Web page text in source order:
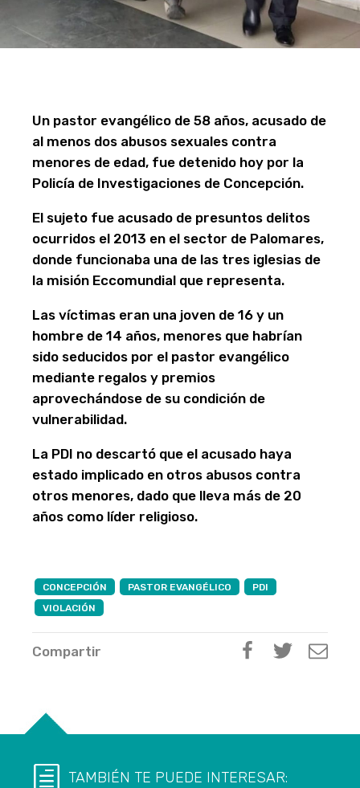
Un pastor evangélico de 58 años, acusado de
al menos dos abusos sexuales contra
menores de edad, fue detenido hoy por la
Policía de Investigaciones de Concepción.
El sujeto fue acusado de presuntos delitos
ocurridos el 2013 en el sector de Palomares,
donde funcionaba una de las tres iglesias de
la misión Eccomundial que representa.
Las víctimas eran una joven de 16 y un
hombre de 14 años, menores que habrían
sido seducidos por el pastor evangélico
mediante regalos y premios
aprovechándose de su condición de
vulnerabilidad.
La PDI no descartó que el acusado haya
estado implicado en otros abusos contra
otros menores, dado que lleva más de 20
años como líder religioso.
CONCEPCIÓN PASTOR EVANGÉLICO
PDI
VIOLACIÓN
Compartir
TAMBIÉN TE PUEDE INTERESAR: